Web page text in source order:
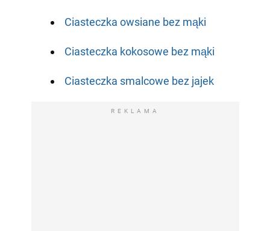
Ciasteczka owsiane bez mąki
Ciasteczka kokosowe bez mąki
Ciasteczka smalcowe bez jajek
REKLAMA